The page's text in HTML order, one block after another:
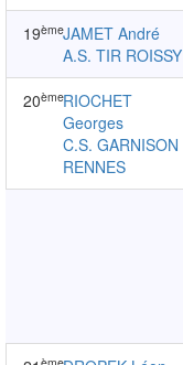
19èmeJAMET André
A.S. TIR ROISSY
20èmeRIOCHET
Georges
C.S. GARNISON
RENNES